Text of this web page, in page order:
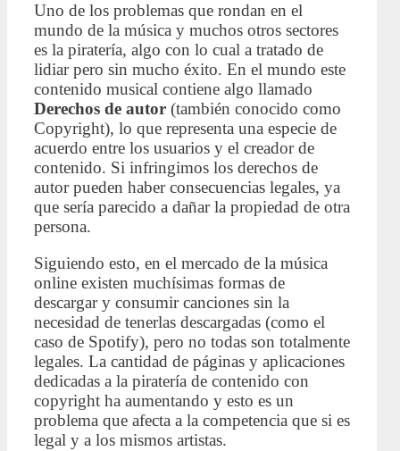
Uno de los problemas que rondan en el
mundo de la música y muchos otros sectores
es la piratería, algo con lo cual a tratado de
lidiar pero sin mucho éxito. En el mundo este
contenido musical contiene algo llamado
Derechos de autor (también conocido como
Copyright), lo que representa una especie de
acuerdo entre los usuarios y el creador de
contenido. Si infringimos los derechos de
autor pueden haber consecuencias legales, ya
que sería parecido a dañar la propiedad de otra
persona.
Siguiendo esto, en el mercado de la música
online existen muchísimas formas de
descargar y consumir canciones sin la
necesidad de tenerlas descargadas (como el
caso de Spotify), pero no todas son totalmente
legales. La cantidad de páginas y aplicaciones
dedicadas a la piratería de contenido con
copyright ha aumentando y esto es un
problema que afecta a la competencia que si es
legal y a los mismos artistas.